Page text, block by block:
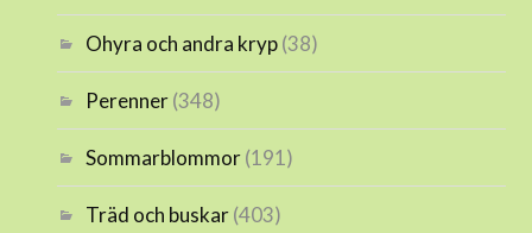
Ohyra och andra kryp(38)
Perenner(348)
Sommarblommor(191)
Träd och buskar(403)